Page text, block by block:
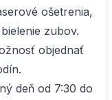
ošetrenia,
zubov.
objednať
deň od 7:30 do